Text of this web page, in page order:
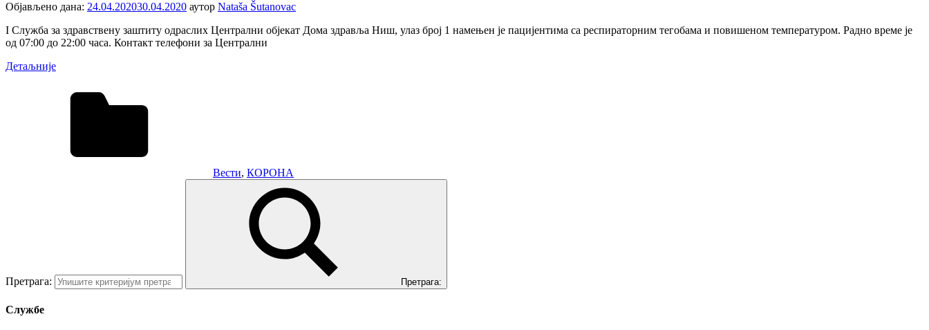
Објављено дана: 24.04.202030.04.2020 аутор Nataša Šutanovac
I Служба за здравствену заштиту одраслих Централни објекат Дома здравља Ниш, улаз број 1 намењен је пацијентима са респираторним тегобама и повишеном температуром. Радно време је
од 07:00 до 22:00 часа. Контакт телефони за Централни
Детаљније
Вести, КОРОНА
Претрага: Претрага:
Службе